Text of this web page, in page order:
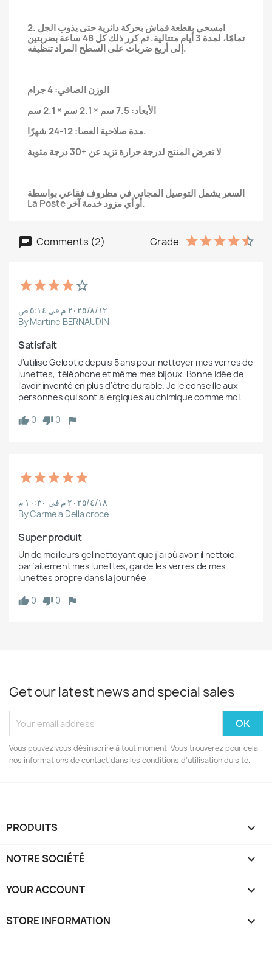
2. امسحي بقطعة قماش بحركة دائرية حتى يذوب الجل
تمامًا، لمدة 3 أيام متتالية. ثم كرر ذلك كل 48 ساعة بضربتين
إلى أربع ضربات على السطح المراد تنظيفه.
الوزن الصافي: 4 جرام
الأبعاد: 7.5 سم × 2.1 سم × 2.1 سم
مدة صلاحية العصا: 12-24 شهرًا.
لا تعرض المنتج لدرجة حرارة تزيد عن +30 درجة مئوية
السعر يشمل التوصيل المجاني في مظروف فقاعي بواسطة
La Poste أو أي مزود خدمة آخر.
Comments (2) Grade
١٢‏/٨‏/٢٠٢٥ م في ٥:١٤ ص
By Martine BERNAUDIN
Satisfait
J'utilise Geloptic depuis 5 ans pour nettoyer mes verres de
lunettes,  téléphone et même mes bijoux. Bonne idée de
l'avoir inventé en plus d'être durable. Je le conseille aux
personnes qui sont allergiques au chimique comme moi.
0
0
١٨‏/٤‏/٢٠٢٥ م في ١٠:٣٠ م
By Carmela Della croce
Super produit
Un de meilleurs gel nettoyant que j'ai pû avoir il nettoie
parfaitement mes lunettes, garde les verres de mes
lunettes propre dans la journée
0
0
Get our latest news and special sales
Vous pouvez vous désinscrire à tout moment. Vous trouverez pour cela
nos informations de contact dans les conditions d'utilisation du site.
PRODUITS 
NOTRE SOCIÉTÉ 
YOUR ACCOUNT 
STORE INFORMATION keyboard_arrow_down